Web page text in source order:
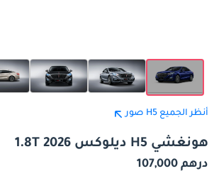
أنظر الجميع H5 صور
هونغشي H5 ديلوكس 1.8T 2026
درهم 107,000